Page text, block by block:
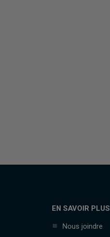
EN SAVOIR PLUS
Nous joindre